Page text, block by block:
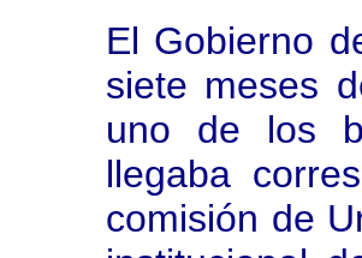
El Gobierno
siete meses
uno de los
llegaba
comisión de